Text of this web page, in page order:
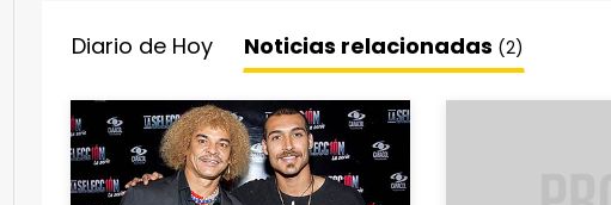
Diario de Hoy Noticias relacionadas (2)